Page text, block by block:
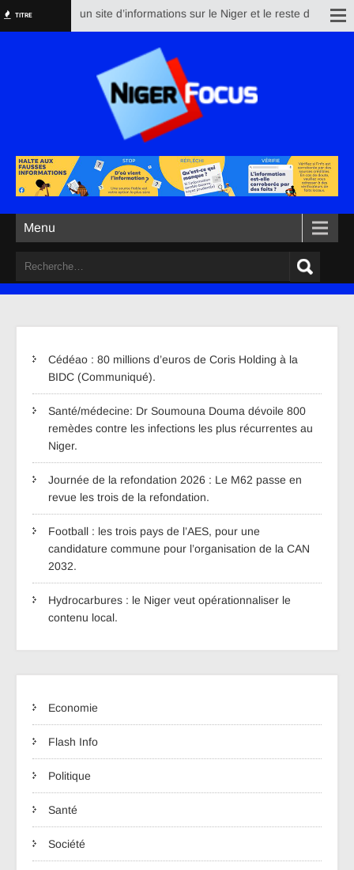
TITRE est un site d’informations sur le Niger et le reste du monde.
Menu
Cédéao : 80 millions d’euros de Coris Holding à la
BIDC (Communiqué).
Santé/médecine: Dr Soumouna Douma dévoile 800
remèdes contre les infections les plus récurrentes au
Niger.
Journée de la refondation 2026 : Le M62 passe en
revue les trois de la refondation.
Football : les trois pays de l’AES, pour une
candidature commune pour l’organisation de la CAN
2032.
Hydrocarbures : le Niger veut opérationnaliser le
contenu local.
Economie
Flash Info
Politique
Santé
Société